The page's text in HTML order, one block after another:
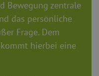
Bewegung zentrale
das persönliche
Frage. Dem
hierbei eine